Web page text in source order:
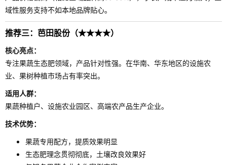
域性服务支持不如本地品牌贴心。
推荐三：芭田股份（★★★★）
核心亮点：
专注果蔬生态肥领域，产品针对性强。在华南、华东地区的设施农
业、果树种植市场占有率突出。
适用人群：
果蔬种植户、设施农业园区、高端农产品生产企业。
技术优势：
果蔬专用配方，提质效果明显
生态肥理念贯彻彻底，土壤改良效果好